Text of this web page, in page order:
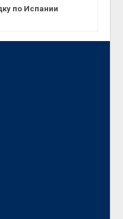
по Испании